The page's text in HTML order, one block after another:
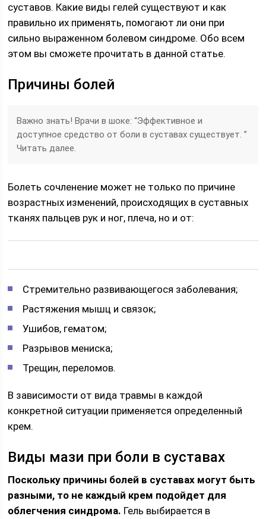
суставов. Какие виды гелей существуют и как
правильно их применять, помогают ли они при
сильно выраженном болевом синдроме. Обо всем
этом вы сможете прочитать в данной статье.
Причины болей
Важно знать! Врачи в шоке: “Эффективное и
доступное средство от боли в суставах существует. ”
Читать далее.
Болеть сочленение может не только по причине
возрастных изменений, происходящих в суставных
тканях пальцев рук и ног, плеча, но и от:
Стремительно развивающегося заболевания;
Растяжения мышц и связок;
Ушибов, гематом;
Разрывов мениска;
Трещин, переломов.
В зависимости от вида травмы в каждой
конкретной ситуации применяется определенный
крем.
Виды мази при боли в суставах
Поскольку причины болей в суставах могут быть
разными, то не каждый крем подойдет для
облегчения синдрома. Гель выбирается в